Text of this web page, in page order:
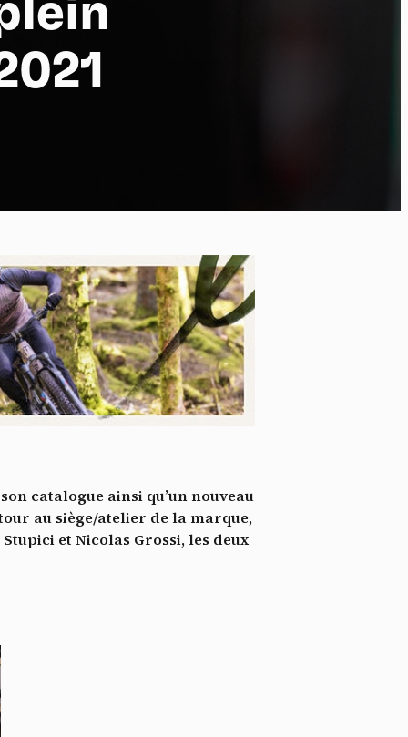
catalogue ainsi qu’un nouveau
au siège/atelier de la marque,
et Nicolas Grossi, les deux
me